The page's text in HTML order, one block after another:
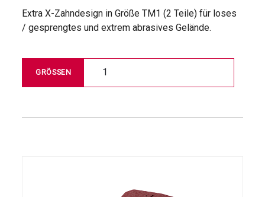
Extra X-Zahndesign in Größe TM1 (2 Teile) für loses
/ gesprengtes und extrem abrasives Gelände.
GRÖSSEN 1